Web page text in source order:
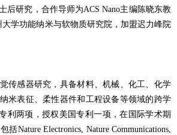
后研究，合作导师为ACS Nano主编陈晓东教
大学功能纳米与软物质研究院，加盟迟力峰院
传感器研究，具备材料、机械、化工、化学
米表征、柔性器件和工程设备等领域的跨学
利两项，授权美国专利一项，在国际学术期
括Nature Electronics, Nature Communications,